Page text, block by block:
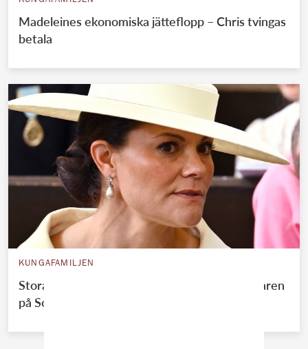
Madeleines ekonomiska jätteflopp – Chris tvingas
betala
KUNGAFAMILJEN
Stora förändringen för Victoria – efter sommaren
på Solliden